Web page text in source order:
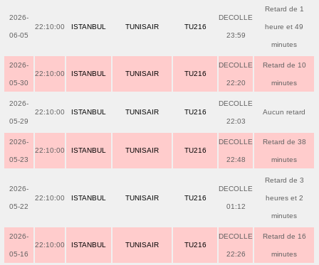
2026-
06-05
22:10:00 ISTANBUL TUNISAIR TU216
DECOLLE
23:59
Retard de 1
heure et 49
minutes
2026-
05-30
22:10:00 ISTANBUL TUNISAIR TU216
DECOLLE
22:20
Retard de 10
minutes
2026-
05-29
22:10:00 ISTANBUL TUNISAIR TU216
DECOLLE
22:03
Aucun retard
2026-
05-23
22:10:00 ISTANBUL TUNISAIR TU216
DECOLLE
22:48
Retard de 38
minutes
2026-
05-22
22:10:00 ISTANBUL TUNISAIR TU216
DECOLLE
01:12
Retard de 3
heures et 2
minutes
2026-
05-16
22:10:00 ISTANBUL TUNISAIR TU216
DECOLLE
22:26
Retard de 16
minutes